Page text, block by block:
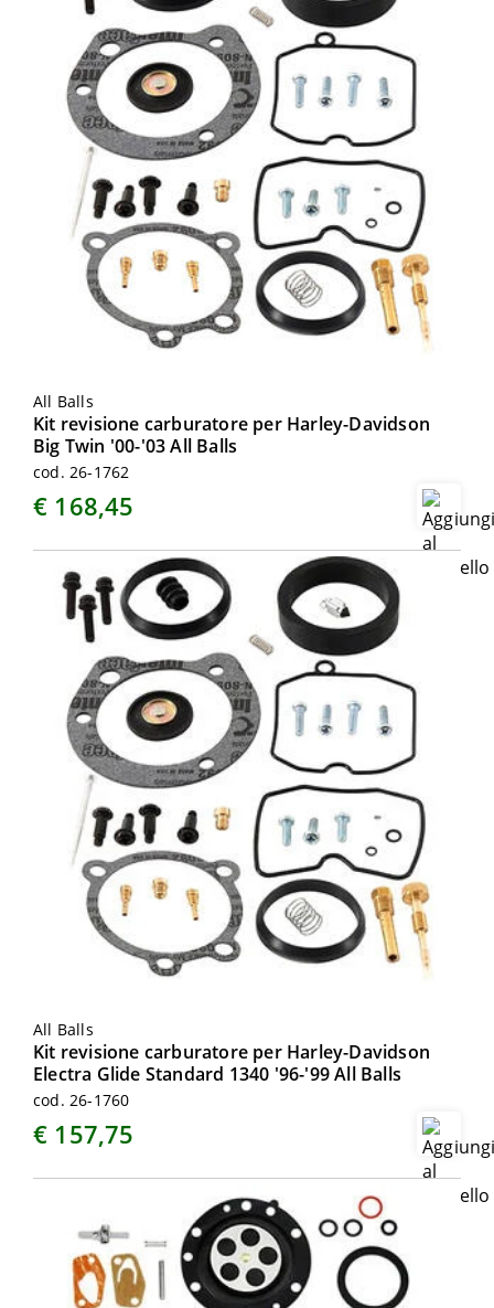
All Balls
Kit revisione carburatore per Harley-Davidson
Big Twin '00-'03 All Balls
cod. 26-1762
€ 168,45
All Balls
Kit revisione carburatore per Harley-Davidson
Electra Glide Standard 1340 '96-'99 All Balls
cod. 26-1760
€ 157,75